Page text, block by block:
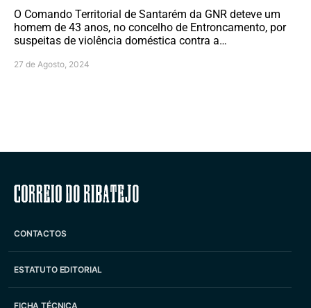
O Comando Territorial de Santarém da GNR deteve um
homem de 43 anos, no concelho de Entroncamento, por
suspeitas de violência doméstica contra a…
27 de Agosto, 2024
Correio do Ribatejo
CONTACTOS
ESTATUTO EDITORIAL
FICHA TÉCNICA